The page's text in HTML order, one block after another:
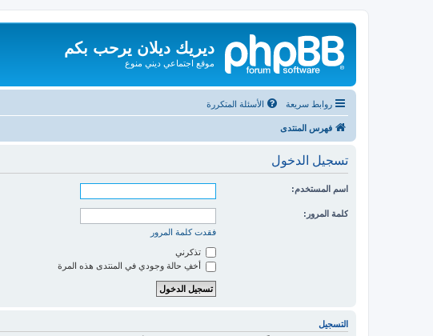
ديريك ديلان يرحب بكم
موقع اجتماعي ديني منوع
روابط سريعة الأسئلة المتكررة
فهرس المنتدى
تسجيل الدخول
اسم المستخدم:
كلمة المرور:
فقدت كلمة المرور
تذكرني
أخفِ حالة وجودي في المنتدى هذه المرة
التسجيل